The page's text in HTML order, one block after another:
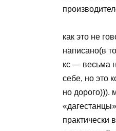
как это не
написано(в
кс — весьма
себе, но это
но дорого))).
практически